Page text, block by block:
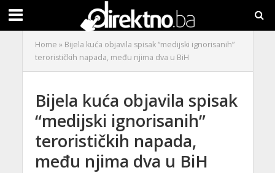
Home » Bijela kuća objavila spisak “medijski ignorisanih”
terorističkih napada, među njima dva u BiH
Bijela kuća objavila spisak
“medijski ignorisanih”
terorističkih napada,
među njima dva u BiH